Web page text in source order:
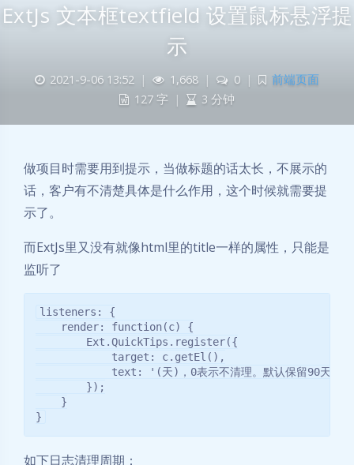
ExtJs 文本框textfield 设置鼠标悬浮提
示
2021-9-06 13:52 | 1,668 | 0 |
前端页面
127 字
| 3 分钟
做项目时需要用到提示，当做标题的话太长，不展示的
话，客户有不清楚具体是什么作用，这个时候就需要提
示了。
而ExtJs里又没有就像html里的title一样的属性，只能是
监听了
listeners: {
    render: function(c) {
        Ext.QuickTips.register({
            target: c.getEl(),
            text: '(天)，0表示不清理。默认保留90天'
        });
    }
}
如下日志清理周期：